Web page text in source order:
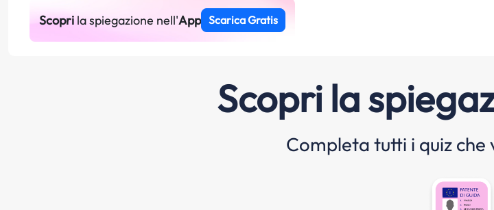
Scoprila spiegazione nell'App Scarica Gratis
Scopri la
Completa tutti i quiz che